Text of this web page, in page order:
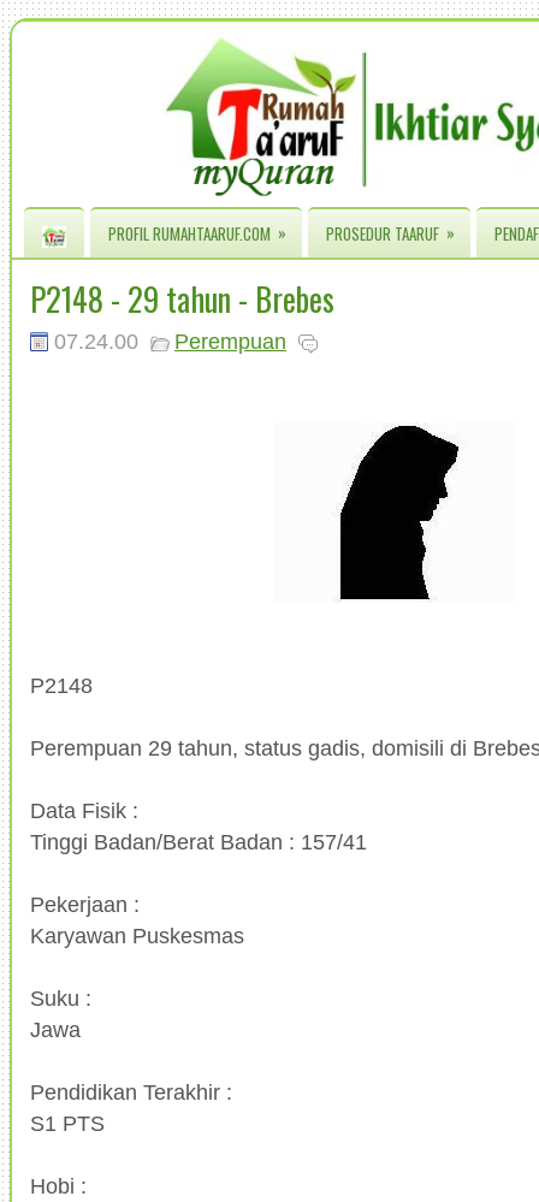
PROFIL RUMAHTAARUF.COM » PROSEDUR TAARUF »
P2148 - 29 tahun - Brebes
07.24.00 Perempuan
P2148
Perempuan 29 tahun, status gadis, domisili di
Data Fisik :
Tinggi Badan/Berat Badan : 157/41
Pekerjaan :
Karyawan Puskesmas
Suku :
Jawa
Pendidikan Terakhir :
S1 PTS
Hobi :